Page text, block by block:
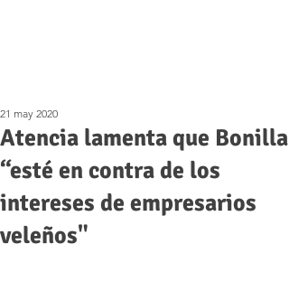
Atencia lamenta que Bonilla
“esté en contra de los
intereses de empresarios
veleños"
21 may 2020